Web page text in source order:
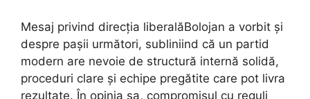
Mesaj privind direcția liberalăBolojan a vorbit și
despre pașii următori, subliniind că un partid
modern are nevoie de structură internă solidă,
proceduri clare și echipe pregătite care pot livra
rezultate. În opinia sa, compromisul cu reguli